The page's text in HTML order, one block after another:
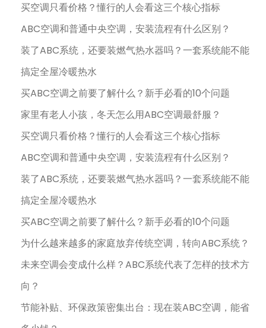
买空调只看价格？懂行的人会看这三个核心指标
ABC空调和普通中央空调，安装流程有什么区别？
装了ABC系统，还要装燃气热水器吗？一套系统能不能
搞定全屋冷暖热水
买ABC空调之前要了解什么？新手必看的10个问题
家里有老人小孩，冬天怎么用ABC空调最舒服？
买空调只看价格？懂行的人会看这三个核心指标
ABC空调和普通中央空调，安装流程有什么区别？
装了ABC系统，还要装燃气热水器吗？一套系统能不能
搞定全屋冷暖热水
买ABC空调之前要了解什么？新手必看的10个问题
为什么越来越多的家庭放弃传统空调，转向ABC系统？
未来空调会变成什么样？ABC系统代表了怎样的技术方
向？
节能补贴、环保政策密集出台：现在装ABC空调，能省